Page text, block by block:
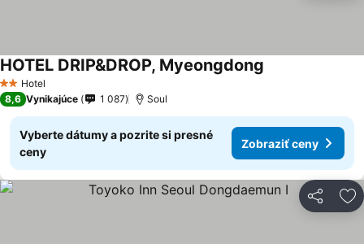
2 Počet hviezdičiek
Hotel
HOTEL DRIP&DROP, Myeongdong
8,6 Vynikajúce 1 087 Soul
Vyberte dátumy a pozrite si presné
ceny
Zobraziť ceny
Zdieľať